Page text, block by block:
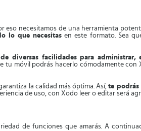
necesitamos de una herramienta
lo que necesitas en este formato. Sea
diversas facilidades para administrar,
móvil podrás hacerlo cómodamente
la calidad más óptima. Así,te podrás
de uso, con Xodo leer o editar será
de funciones que amarás. A